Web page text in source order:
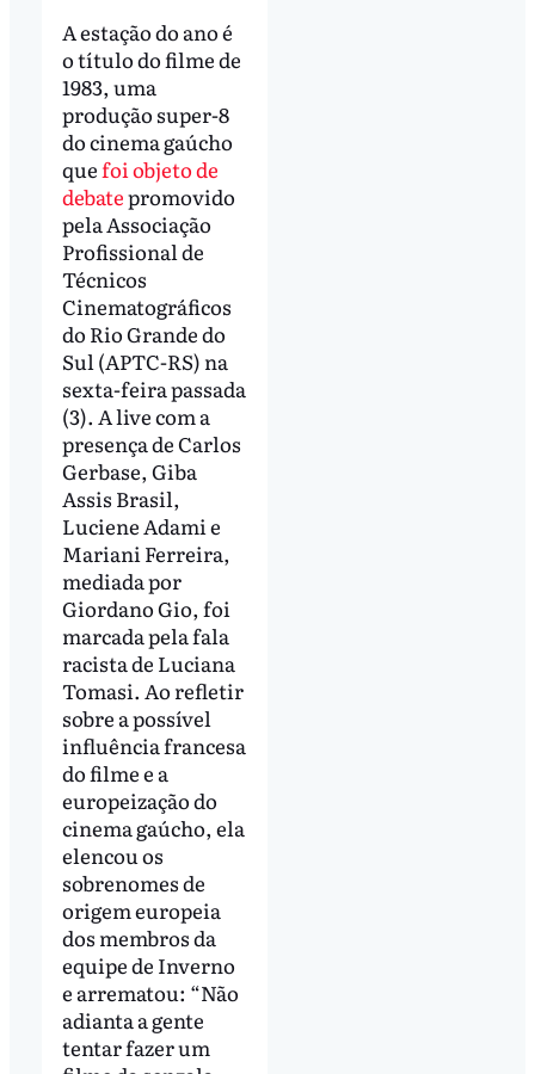
A estação do ano é
o título do filme de
1983, uma
produção super-8
do cinema gaúcho
que foi objeto de
debatepromovido
pela Associação
Profissional de
Técnicos
Cinematográficos
do Rio Grande do
Sul (APTC-RS) na
sexta-feira passada
(3). A live com a
presença de Carlos
Gerbase, Giba
Assis Brasil,
Luciene Adami e
Mariani Ferreira,
mediada por
Giordano Gio, foi
marcada pela fala
racista de Luciana
Tomasi. Ao refletir
sobre a possível
influência francesa
do filme e a
europeização do
cinema gaúcho, ela
elencou os
sobrenomes de
origem europeia
dos membros da
equipe de Inverno
e arrematou: “Não
adianta a gente
tentar fazer um